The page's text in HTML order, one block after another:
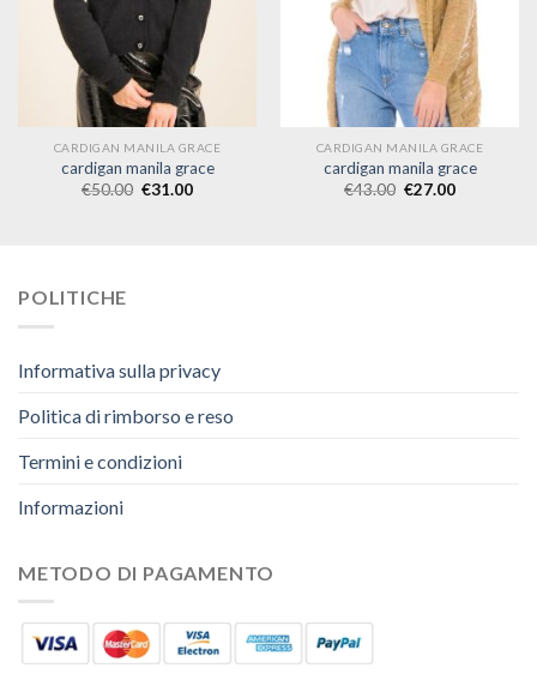
CARDIGAN MANILA GRACE
cardigan manila grace
€50.00 €31.00
CARDIGAN MANILA GRACE
cardigan manila grace
€43.00 €27.00
POLITICHE
Informativa sulla privacy
Politica di rimborso e reso
Termini e condizioni
Informazioni
METODO DI PAGAMENTO